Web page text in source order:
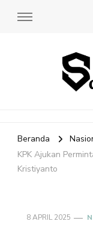
Beranda
KPK Ajukan
Kristiyanto
8 APRIL 2025